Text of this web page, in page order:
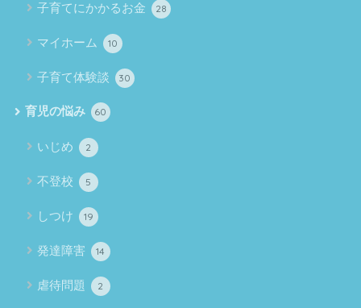
子育てにかかるお金 28
マイホーム 10
子育て体験談 30
育児の悩み 60
いじめ 2
不登校 5
しつけ 19
発達障害 14
虐待問題 2